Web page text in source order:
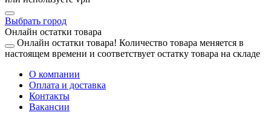
Выбрать город
Онлайн остатки товара
Онлайн остатки товара! Количество товара меняется в
настоящем времени и соответствует остатку товара на складе
О компании
Оплата и доставка
Контакты
Вакансии